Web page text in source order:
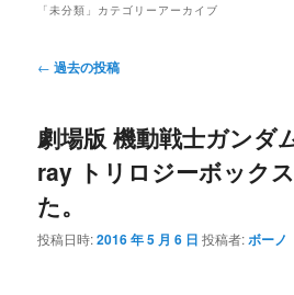
「未分類 」カテゴリーアーカイブ
投
ビ
ゲ
ー
シ
ョ
ン
← 過去の投稿
劇場版 機動戦士ガンダ
ray トリロジーボック
た。
投稿日時:2016 年 5 月 6 日 投稿者:ボーノ